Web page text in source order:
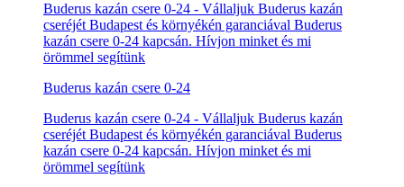
Buderus kazán csere 0-24 - Vállaljuk Buderus kazán
cseréjét Budapest és környékén garanciával Buderus
kazán csere 0-24 kapcsán. Hívjon minket és mi
örömmel segítünk
Buderus kazán csere 0-24
Buderus kazán csere 0-24 - Vállaljuk Buderus kazán
cseréjét Budapest és környékén garanciával Buderus
kazán csere 0-24 kapcsán. Hívjon minket és mi
örömmel segítünk